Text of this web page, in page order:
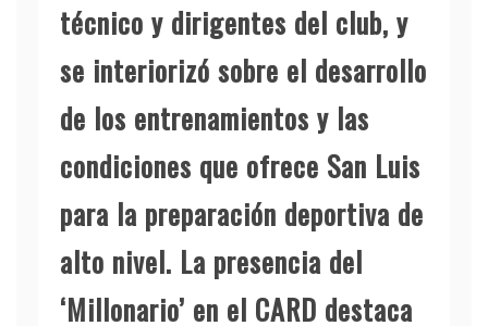
técnico y dirigentes del club, y
se interiorizó sobre el desarrollo
de los entrenamientos y las
condiciones que ofrece San Luis
para la preparación deportiva de
alto nivel. La presencia del
‘Millonario’ en el CARD destaca